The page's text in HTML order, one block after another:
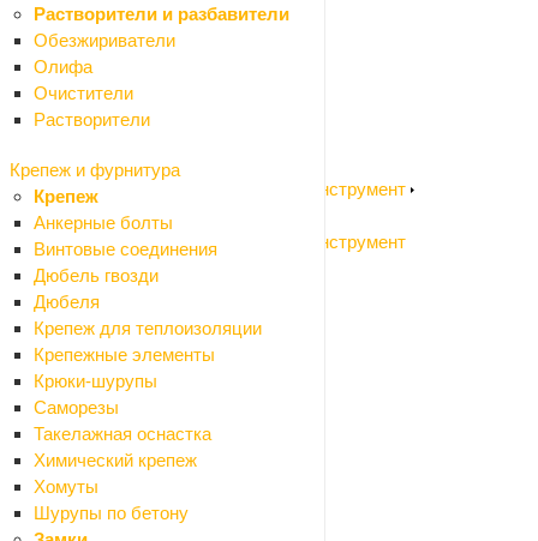
Растворители и разбавители
Обезжириватели
Олифа
Очистители
Растворители
Крепеж и фурнитура
Крепеж
Анкерные болты
Винтовые соединения
Дюбель гвозди
Дюбеля
Крепеж для теплоизоляции
Крепежные элементы
Крюки-шурупы
Саморезы
Такелажная оснастка
Химический крепеж
Хомуты
Шурупы по бетону
Измерительный инструмент
Назад
Измерительный инструмент
Измерительный инструмент
Измерительный инструмент ручной
Разметочный инструмент
Садовый электроинструмент и бензоинструмент
Назад
Садовый электроинструмент и бензоинструмент
Воздуходувки
Высоторезы
Газонокосилки колесные
Газонокосилки ручные (триммеры)
Измельчители садовые
Культиваторы
Кусторезы
Мойки высокого давления
Мотоприводы
Опрыскиватели
Пилы цепные